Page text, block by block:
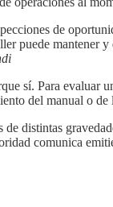
de
puede mantener
sí. Para evaluar
del manual o de
de distintas
comunica